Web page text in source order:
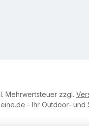
Mehrwertsteuer zzgl.
- Ihr Outdoor- und